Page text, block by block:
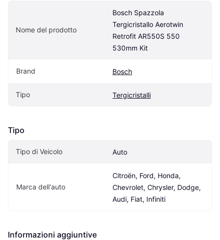
Nome del prodotto
Bosch Spazzola
Tergicristallo Aerotwin
Retrofit AR550S 550
530mm Kit
Brand Bosch
Tipo Tergicristalli
Tipo
Tipo di Veicolo Auto
Marca dell'auto
Citroën, Ford, Honda,
Chevrolet, Chrysler, Dodge,
Audi, Fiat, Infiniti
Informazioni aggiuntive